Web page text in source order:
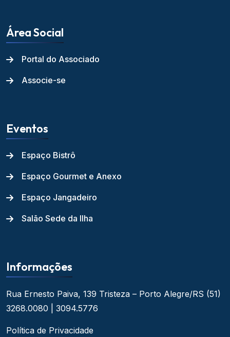
Área Social
Portal do Associado
Associe-se
Eventos
Espaço Bistrô
Espaço Gourmet e Anexo
Espaço Jangadeiro
Salão Sede da Ilha
Informações
Rua Ernesto Paiva, 139 Tristeza – Porto Alegre/RS (51)
3268.0080 | 3094.5776
Política de Privacidade